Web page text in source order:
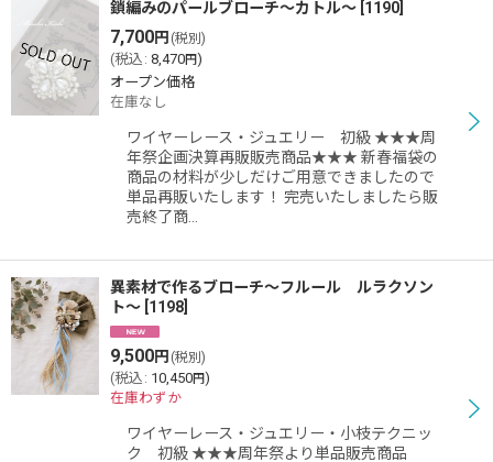
鎖編みのパールブローチ〜カトル〜 1190
7,700円 (税別)
(税込 : 8,470円)
オープン価格
在庫なし
ワイヤーレース・ジュエリー 初級 ★★★周
年祭企画決算再販販売商品★★★ 新春福袋の
商品の材料が少しだけご用意できましたので
単品再販いたします！ 完売いたしましたら販
売終了商…
異素材で作るブローチ〜フルール ルラクソン
ト〜 1198
9,500円 (税別)
(税込 : 10,450円)
在庫わずか
ワイヤーレース・ジュエリー・小枝テクニッ
ク 初級 ★★★周年祭より単品販売商品